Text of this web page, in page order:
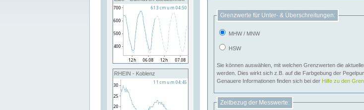
RHEIN - Koblenz
Grenzwerte für Unter- & Überschreitungen:
MHW / MNW
HSW
Sie können auswählen, mit welchen Grenzwerten die
werden. Dies wirkt sich z.B. auf die Farbgebung der
Genauere Informationen finden sich bei der Hilfe zu den
Zeitbezug der Messwerte: